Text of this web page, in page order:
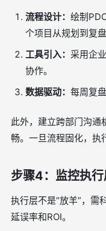
流程设计： 绘制
个项目从规划到复盘
工具引入： 采用企
协作。
数据驱动： 每周复
此外，建立跨部门沟通
畅。一旦流程固化，执
步骤4：监控执
执行层不是“放羊”，需
延误率和ROI。